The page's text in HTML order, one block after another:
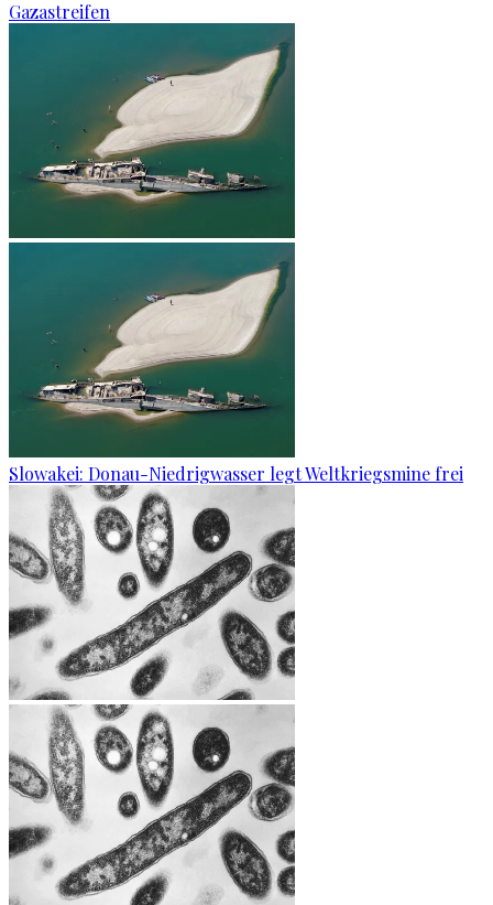
Gazastreifen
Slowakei: Donau-Niedrigwasser legt Weltkriegsmine frei